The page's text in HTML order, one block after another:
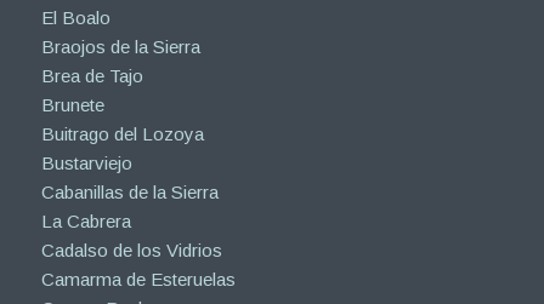
El Boalo
Braojos de la Sierra
Brea de Tajo
Brunete
Buitrago del Lozoya
Bustarviejo
Cabanillas de la Sierra
La Cabrera
Cadalso de los Vidrios
Camarma de Esteruelas